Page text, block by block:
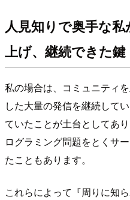
人見知りで奥手な
上げ、継続できた鍵
私の場合は、コミュニティ
した大量の発信を継続して
ていたことが土台としてあ
ログラミング問題をとくサ
たこともあります。
これらによって『周りに知